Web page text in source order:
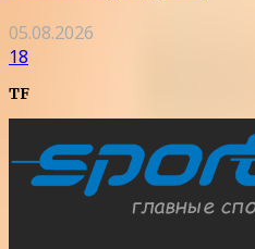
05.08.2026
18
TF